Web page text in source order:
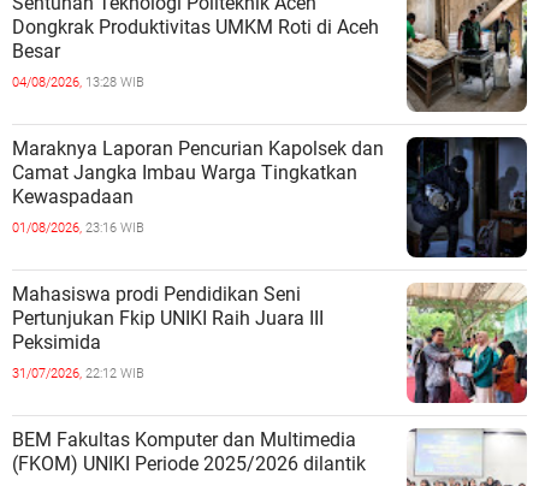
Dongkrak Produktivitas UMKM Roti di Aceh
Besar
04/08/2026, 13:28 WIB
Maraknya Laporan Pencurian Kapolsek dan
Camat Jangka Imbau Warga Tingkatkan
Kewaspadaan
01/08/2026, 23:16 WIB
Mahasiswa prodi Pendidikan Seni
Pertunjukan Fkip UNIKI Raih Juara III
Peksimida
31/07/2026, 22:12 WIB
BEM Fakultas Komputer dan Multimedia
(FKOM) UNIKI Periode 2025/2026 dilantik